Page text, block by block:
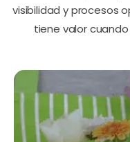
visibilidad y procesos
tiene valor